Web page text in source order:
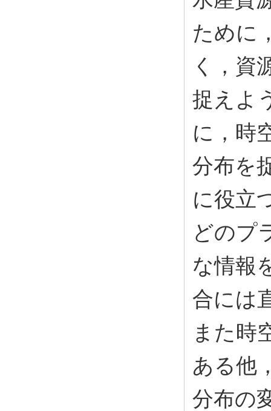
ために
く，資
捉えよ
に，時
分布を
に役立
どのプ
な情報
合には
また時
ある他
分布の